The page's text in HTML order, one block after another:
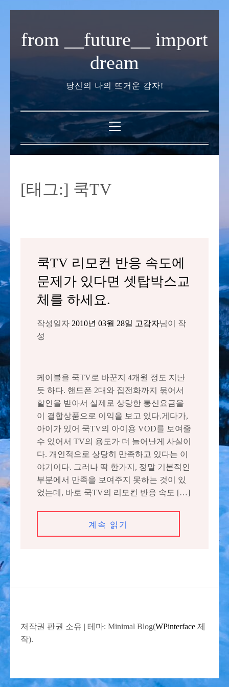
기
from __future__ import
dream
당신의 나의 뜨거운 감자!
기
본
메
뉴
[태그:] 쿡TV
쿡TV 리모컨 반응 속도에
문제가 있다면 셋탑박스교
체를 하세요.
작성일자 2010년 03월 28일 고감자님이 작
성
케이블을 쿡TV로 바꾼지 4개월 정도 지난
듯 하다. 핸드폰 2대와 집전화까지 묶어서
할인을 받아서 실제로 상당한 통신요금을
이 결합상품으로 이익을 보고 있다.게다가,
아이가 있어 쿡TV의 아이용 VOD를 보여줄
수 있어서 TV의 용도가 더 늘어난게 사실이
다. 개인적으로 상당히 만족하고 있다는 이
야기이다. 그러나 딱 한가지, 정말 기본적인
부분에서 만족을 보여주지 못하는 것이 있
었는데, 바로 쿡TV의 리모컨 반응 속도 […]
계속 읽기
저작권 판권 소유 | 테마: Minimal Blog(WPinterface 제
작).